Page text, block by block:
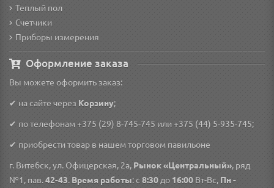
Теплый пол
Счетчики
Приборы измерения
Оформление заказа
Вы можете оформить заказ:
✔ на сайте через Корзину;
✔ по телефонам +375 (29) 8-745-745 или +375 (44) 5-935-745;
✔ приобрести товар в нашем торговом павильоне
г. Витебск, ул. Офицерская, 2а, Рынок «Центральный», ряд
№1, пав.42-43. Время работы: с 8:30 до 16:00 Вт-Вс, Пн -